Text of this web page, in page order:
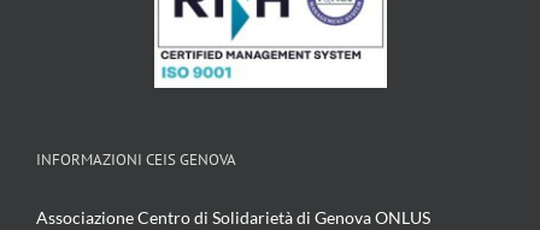
INFORMAZIONI CEIS GENOVA
Associazione Centro di Solidarietà di Genova ONLUS